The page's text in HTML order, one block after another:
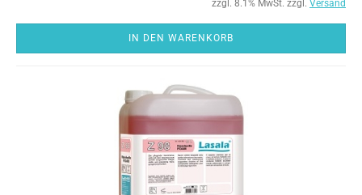
zzgl. 8.1% MwSt. zzgl. Versand
IN DEN WARENKORB